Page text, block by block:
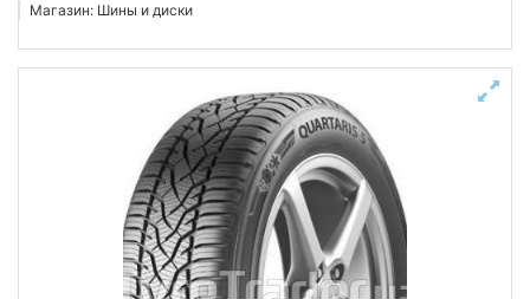
Магазин: Шины и диски